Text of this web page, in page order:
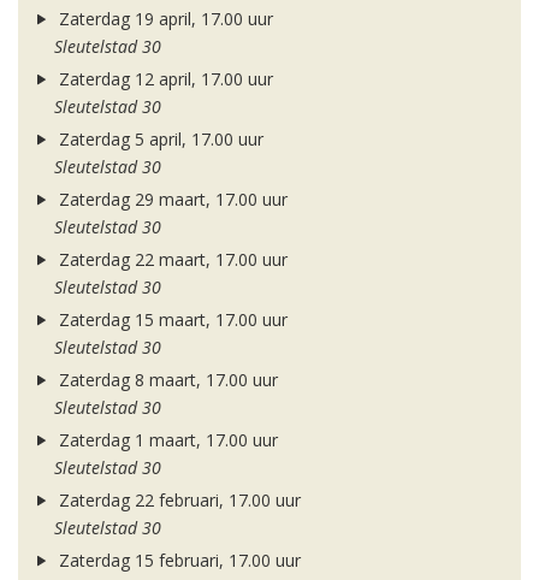
Zaterdag 19 april, 17.00 uur
Sleutelstad 30
Zaterdag 12 april, 17.00 uur
Sleutelstad 30
Zaterdag 5 april, 17.00 uur
Sleutelstad 30
Zaterdag 29 maart, 17.00 uur
Sleutelstad 30
Zaterdag 22 maart, 17.00 uur
Sleutelstad 30
Zaterdag 15 maart, 17.00 uur
Sleutelstad 30
Zaterdag 8 maart, 17.00 uur
Sleutelstad 30
Zaterdag 1 maart, 17.00 uur
Sleutelstad 30
Zaterdag 22 februari, 17.00 uur
Sleutelstad 30
Zaterdag 15 februari, 17.00 uur